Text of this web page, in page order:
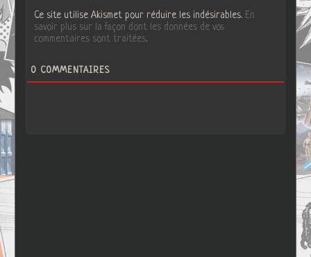
Ce site utilise Akismet pour réduire les indésirables. En
savoir plus sur la façon dont les données de vos
commentaires sont traitées.
0 COMMENTAIRES